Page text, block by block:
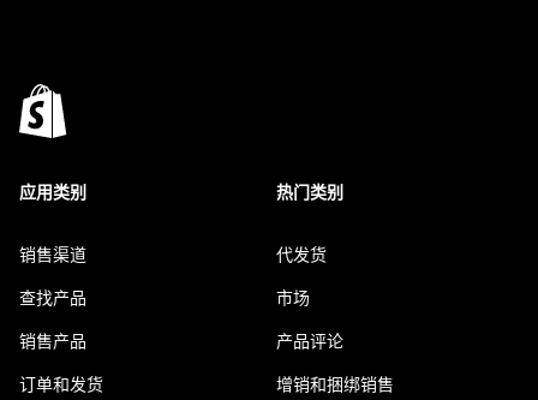
应用类别
销售渠道
查找产品
销售产品
订单和发货
热门类别
代发货
市场
产品评论
增销和捆绑销售